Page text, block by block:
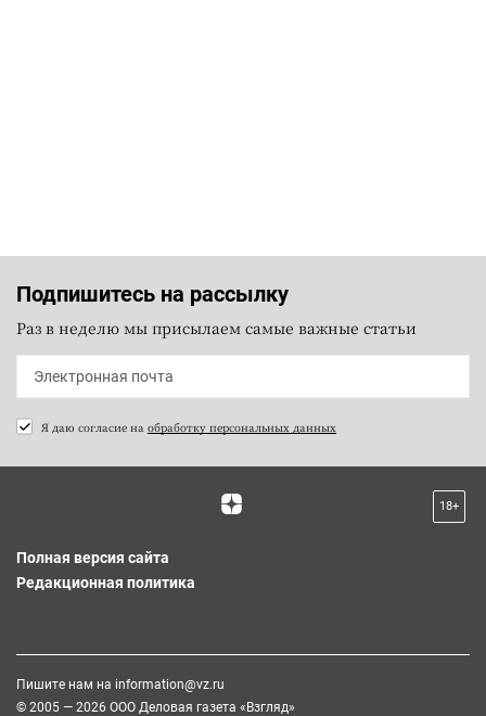
Подпишитесь на рассылку
Раз в неделю мы присылаем самые важные статьи
Я даю согласие на обработку персональных данных
18+
Полная версия сайта
Редакционная политика
Пишите нам на information@vz.ru
© 2005 — 2026 ООО Деловая газета «Взгляд»